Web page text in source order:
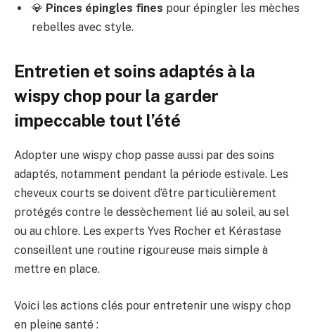
💎 Pinces épingles fines pour épingler les mèches
rebelles avec style.
Entretien et soins adaptés à la
wispy chop pour la garder
impeccable tout l’été
Adopter une wispy chop passe aussi par des soins
adaptés, notamment pendant la période estivale. Les
cheveux courts se doivent d’être particulièrement
protégés contre le dessèchement lié au soleil, au sel
ou au chlore. Les experts Yves Rocher et Kérastase
conseillent une routine rigoureuse mais simple à
mettre en place.
Voici les actions clés pour entretenir une wispy chop
en pleine santé :